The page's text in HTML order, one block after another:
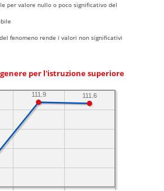
per valore nullo o poco significativo del
fenomeno rende i valori non significativi
per l'istruzione superiore
111.6
111.9